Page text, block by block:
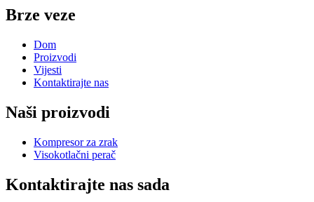
Brze veze
Dom
Proizvodi
Vijesti
Kontaktirajte nas
Naši proizvodi
Kompresor za zrak
Visokotlačni perač
Kontaktirajte nas sada